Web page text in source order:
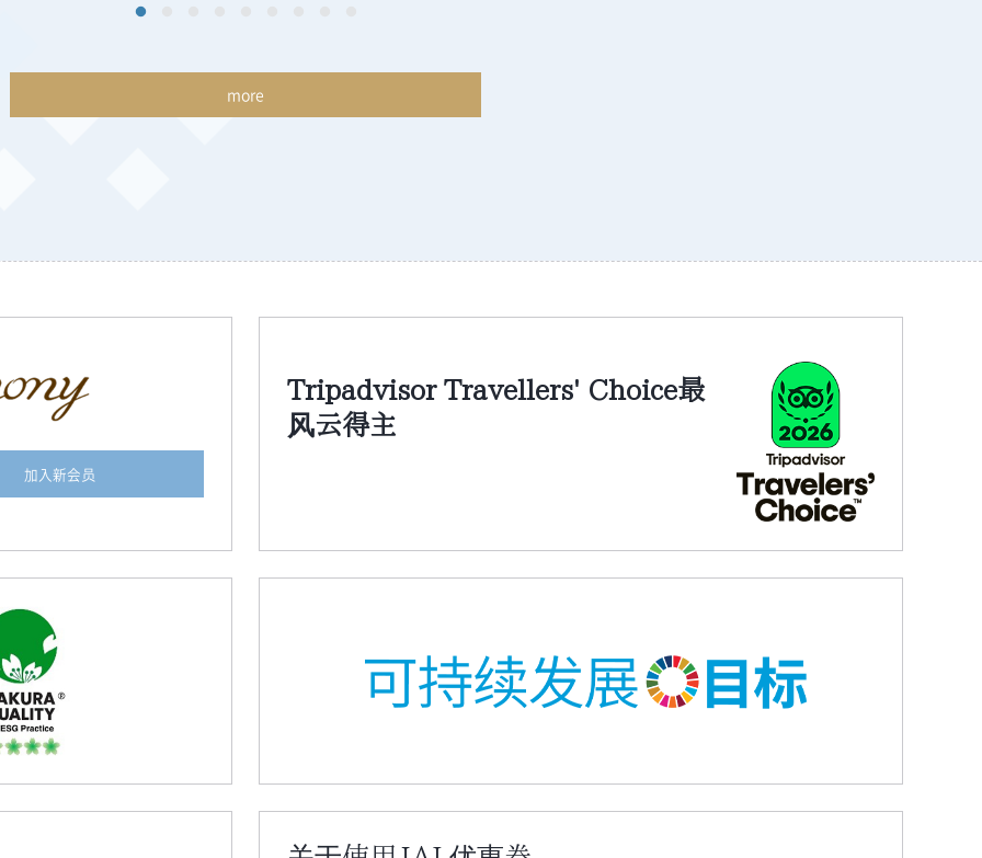
more
加入新会员
Tripadvisor Travellers' Choice最
风云得主